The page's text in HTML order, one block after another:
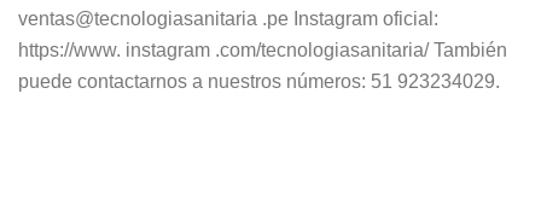
ventas@tecnologiasanitaria .pe Instagram oficial:
https://www. instagram .com/tecnologiasanitaria/ También
puede contactarnos a nuestros números: 51 923234029.